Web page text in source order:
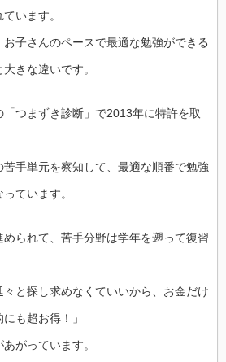
います。
子さんのペースで最適な勉強ができる
きな違いです。
つまずき診断」で2013年に特許を取
手単元を察知して、最適な順番で勉強
ています。
められて、苦手分野は学年を遡って復習
々と探し求めなくていいから、お金だけ
も超お得！」
がっています。